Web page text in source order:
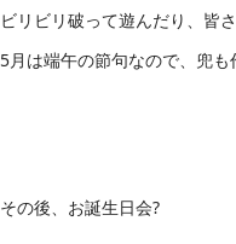
ビリビリ破って遊んだり、皆
5月は端午の節句なので、兜も
その後、お誕生日会?